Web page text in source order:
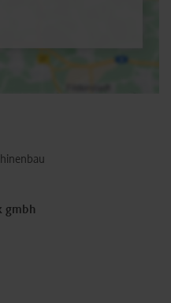
gmbh